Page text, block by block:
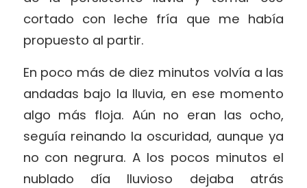
cortado con leche fría que me había
propuesto al partir.
En poco más de diez minutos volvía a las
andadas bajo la lluvia, en ese momento
algo más floja. Aún no eran las ocho,
seguía reinando la oscuridad, aunque ya
no con negrura. A los pocos minutos el
nublado día lluvioso dejaba atrás